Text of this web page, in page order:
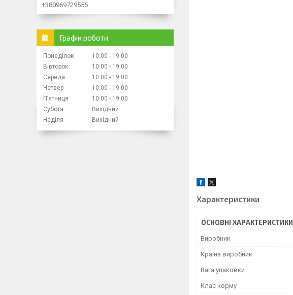
Характеристики
ОСНОВНІ ХАРАКТЕРИСТИКИ
Виробник
Країна виробник
Вага упаковки
Клас корму
+380969729555
Графік роботи
Понеділок 10:00
19:00
Вівторок
10:00
19:00
Середа
10:00
19:00
Четвер
10:00
19:00
Пʼятниця
10:00
19:00
Субота
Вихідний
Неділя
Вихідний